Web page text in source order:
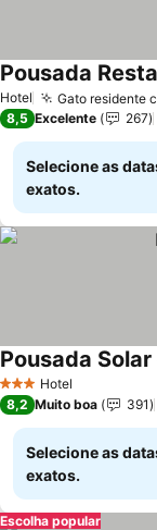
Hotel Gato residente
Pousada
8,5 Excelente 267
Selecione as
exatos.
3 EstrelasHotel
Pousada
8,2 Muito boa 391
Selecione as
exatos.
Escolha popular